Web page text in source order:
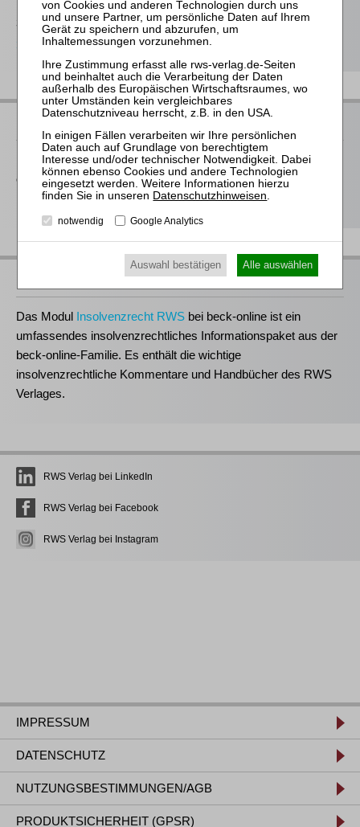
368,00 €
Bestellen
RWS bei Juris
Der RWS Verlag istPartner der jurisAllianz. Vieler unserer Titel
erhalten Sie deshalb auch im Rahmen ausgewählter juris-
Produkte.
RWS bei beck-online
Das Modul Insolvenzrecht RWS bei beck-online ist ein
umfassendes insolvenzrechtliches Informationspaket aus der
beck-online-Familie. Es enthält die wichtige
insolvenzrechtliche Kommentare und Handbücher des RWS
Verlages.
RWS Verlag bei LinkedIn
RWS Verlag bei Facebook
RWS Verlag bei Instagram
IMPRESSUM
DATENSCHUTZ
NUTZUNGSBESTIMMUNGEN/AGB
PRODUKTSICHERHEIT (GPSR)
Datenschutzhinweisen.
notwendig Google Analytics
Auswahl bestätigen Alle auswählen